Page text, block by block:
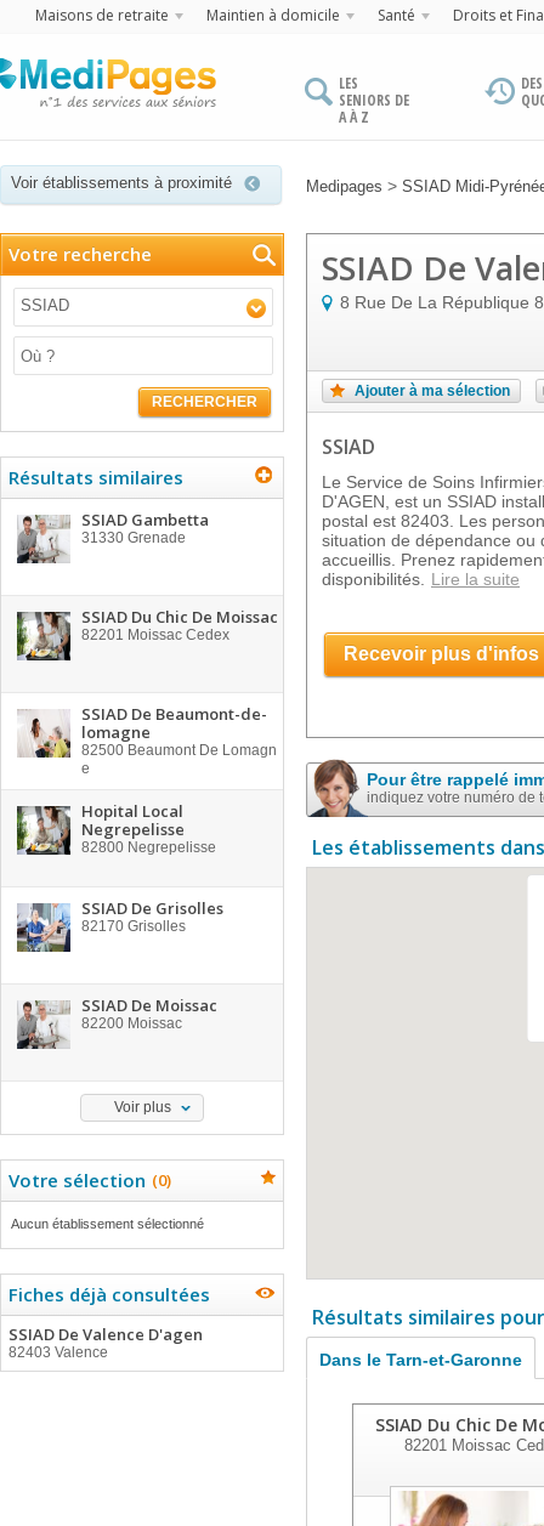
Maisons de retraite Maintien à domicile Santé Droits et
LES
SENIORS DE
A À Z
Voir établissements à proximité Medipages > SSIAD Midi-
Votre recherche
SSIAD
RECHERCHER
Résultats similaires
SSIAD Gambetta
31330 Grenade
SSIAD Du Chic De Moissac
82201 Moissac Cedex
SSIAD De Beaumont-de-
lomagne
82500 Beaumont De Lomagn
e
Hopital Local
Negrepelisse
82800 Negrepelisse
SSIAD De Grisolles
82170 Grisolles
SSIAD De Moissac
82200 Moissac
Voir plus
Votre sélection (0)
Aucun établissement sélectionné
Fiches déjà consultées
SSIAD De Valence D'agen
82403 Valence
SSIAD De
8 Rue De La République
Ajouter à ma sélection
SSIAD
Le Service de Soins
D'AGEN, est un SSIAD
postal est 82403. Les
situation de dépendance ou
accueillis. Prenez
disponibilités.
Lire la suite
Recevoir plus d'infos
Pour être rappelé
indiquez votre numéro de
Les établissements
Résultats similaires
Dans le Tarn-et-Garonne
SSIAD Du Chic De
82201 Moissac